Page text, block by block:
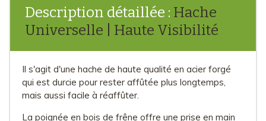
Description détaillée : Hache
Universelle | Haute Visibilité
Il s'agit d'une hache de haute qualité en acier forgé
qui est durcie pour rester affûtée plus longtemps,
mais aussi facile à réaffûter.
La poignée en bois de frêne offre une prise en main